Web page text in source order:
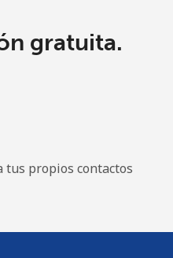
gratuita.
tus propios contactos